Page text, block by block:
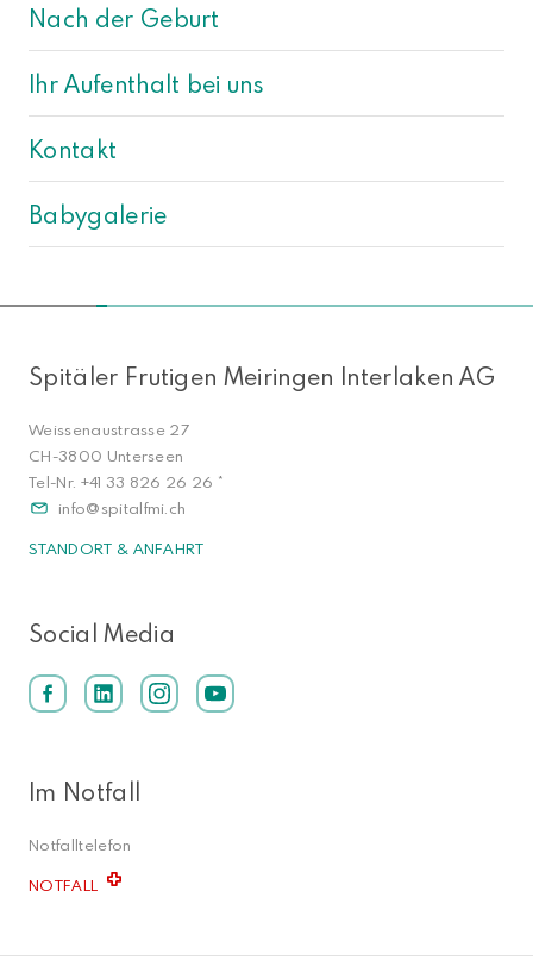
Nach der Geburt
Ihr Aufenthalt bei uns
Kontakt
Babygalerie
Spitäler Frutigen Meiringen Interlaken AG
Weissenaustrasse 27
CH-3800 Unterseen
Tel-Nr. +41 33 826 26 26 *
info
spitalfmi.ch
STANDORT & ANFAHRT
Social Media
Im Notfall
Notfalltelefon
NOTFALL